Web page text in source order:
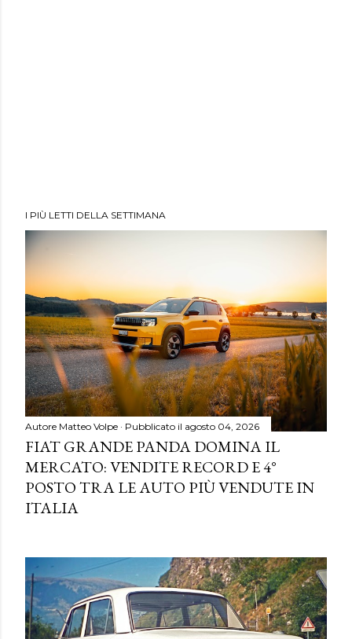
I PIÙ LETTI DELLA SETTIMANA
Autore Matteo Volpe Pubblicato il agosto 04, 2026
FIAT GRANDE PANDA DOMINA IL
MERCATO: VENDITE RECORD E 4°
POSTO TRA LE AUTO PIÙ VENDUTE IN
ITALIA